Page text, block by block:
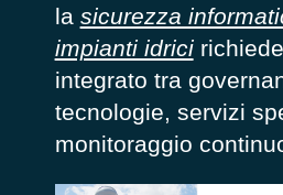
la sicurezza
impianti idrici
integrato tra
tecnologie, servizi
monitoraggio